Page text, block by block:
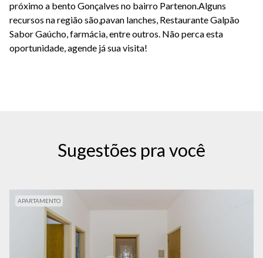
próximo a bento Gonçalves no bairro Partenon.Alguns
recursos na região são,pavan lanches, Restaurante Galpão
Sabor Gaúcho, farmácia, entre outros. Não perca esta
oportunidade, agende já sua visita!
Sugestões pra você
APARTAMENTO